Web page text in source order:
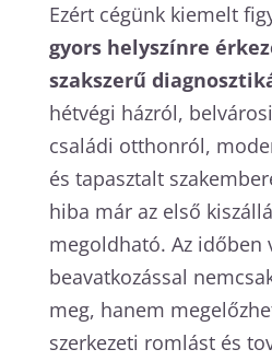
Ezért cégünk kiemelt
gyors helyszínre
szakszerű
hétvégi házról,
családi otthonról,
és tapasztalt
hiba már az első
megoldható. Az időben
beavatkozással
meg, hanem
szerkezeti romlást és